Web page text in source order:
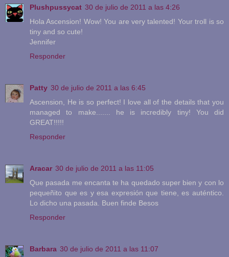
Plushpussycat 30 de julio de 2011 a las 4:26
Hola Ascension! Wow! You are very talented! Your troll is so
tiny and so cute!
Jennifer
Responder
Patty 30 de julio de 2011 a las 6:45
Ascension, He is so perfect! I love all of the details that you
managed to make....... he is incredibly tiny! You did
GREAT!!!!!
Responder
Aracar 30 de julio de 2011 a las 11:05
Que pasada me encanta te ha quedado super bien y con lo
pequeñito que es y esa expresión que tiene, es auténtico.
Lo dicho una pasada. Buen finde Besos
Responder
Barbara 30 de julio de 2011 a las 11:07